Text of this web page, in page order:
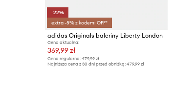
-22%
extra -5% z kodem: OFF*
adidas Originals baleriny Liberty London
Cena aktualna:
369,99 zł
Cena regularna: 479,99 zł
Najniższa cena z 30 dni przed obniżką: 479,99 zł